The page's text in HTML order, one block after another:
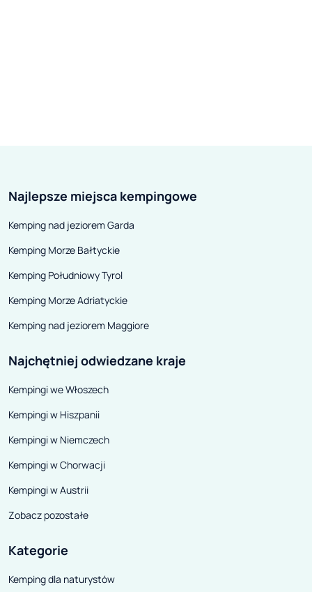
Najlepsze miejsca kempingowe
Kemping nad jeziorem Garda
Kemping Morze Bałtyckie
Kemping Południowy Tyrol
Kemping Morze Adriatyckie
Kemping nad jeziorem Maggiore
Najchętniej odwiedzane kraje
Kempingi we Włoszech
Kempingi w Hiszpanii
Kempingi w Niemczech
Kempingi w Chorwacji
Kempingi w Austrii
Zobacz pozostałe
Kategorie
Kemping dla naturystów